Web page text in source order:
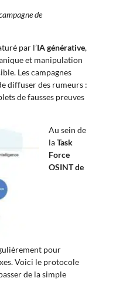
de
par l’IA générative,
et manipulation
Les campagnes
diffuser des rumeurs :
de fausses preuves
Au sein de
laTask
Force
OSINT de
pour
Voici le protocole
de la simple